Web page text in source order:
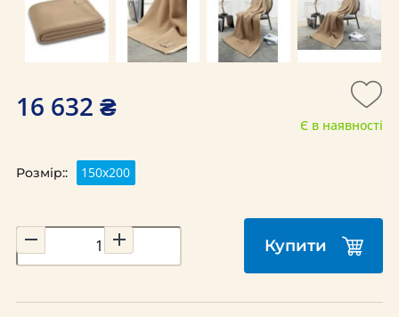
16 632 ₴
Є в наявності
Розмір:: 150х200
Купити